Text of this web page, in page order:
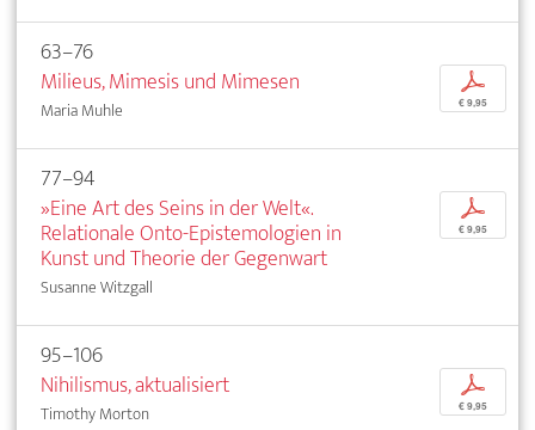
63–76
Milieus, Mimesis und Mimesen
Maria Muhle
p
€ 9,95
77–94
»Eine Art des Seins in der Welt«.
Relationale Onto-Epistemologien in
Kunst und Theorie der Gegenwart
Susanne Witzgall
p
€ 9,95
95–106
Nihilismus, aktualisiert
Timothy Morton
p
€ 9,95